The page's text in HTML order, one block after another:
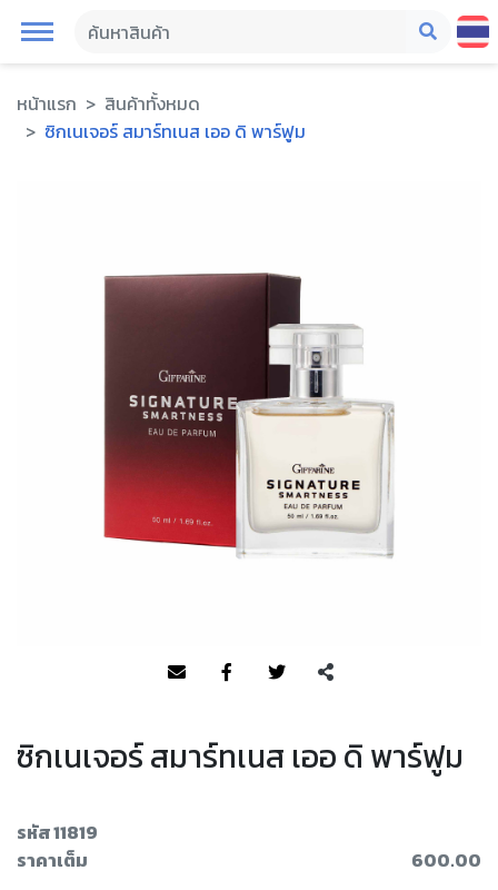
หน้าแรก
สินค้าทั้งหมด
ซิกเนเจอร์ สมาร์ทเนส เออ ดิ พาร์ฟูม
ซิกเนเจอร์ สมาร์ทเนส เออ ดิ พาร์ฟูม
รหัส 11819
ราคาเต็ม
600.00